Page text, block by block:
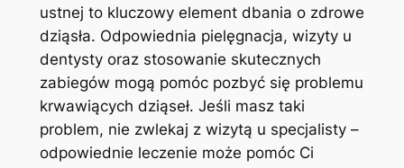
ustnej to kluczowy element dbania o zdrowe
dziąsła. Odpowiednia pielęgnacja, wizyty u
dentysty oraz stosowanie skutecznych
zabiegów mogą pomóc pozbyć się problemu
krwawiących dziąseł. Jeśli masz taki
problem, nie zwlekaj z wizytą u specjalisty –
odpowiednie leczenie może pomóc Ci